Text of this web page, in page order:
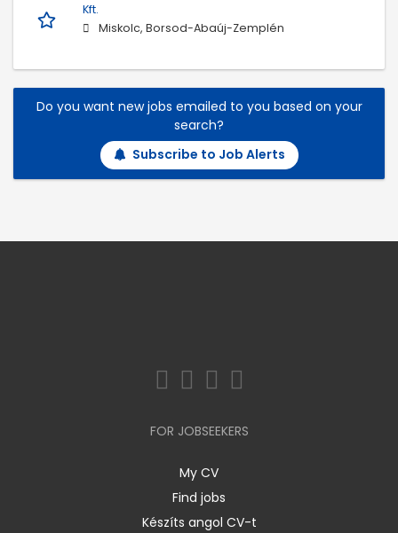
Kft.
Miskolc, Borsod-Abaúj-Zemplén
Do you want new jobs emailed to you based on your
search?
Subscribe to Job Alerts
FOR JOBSEEKERS
My CV
Find jobs
Készíts angol CV-t